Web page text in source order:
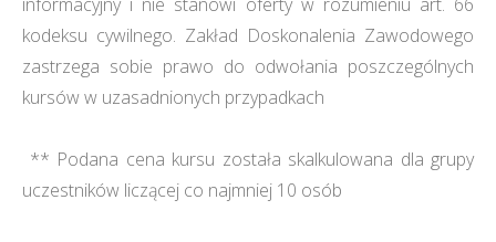
kodeksu cywilnego. Zakład Doskonalenia Zawodowego
zastrzega sobie prawo do odwołania poszczególnych
kursów w uzasadnionych przypadkach
** Podana cena kursu została skalkulowana dla grupy
uczestników liczącej co najmniej 10 osób